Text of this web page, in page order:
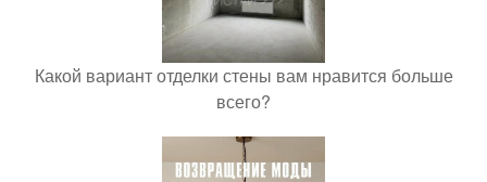
Какой вариант отделки стены вам нравится больше
всего?